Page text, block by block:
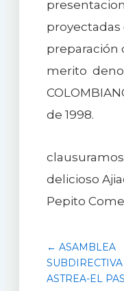
proyectadas
preparación
merito
de 1998.
delicioso
Pepito
← ASAMBLEA
SUBDIRECTIVA
ASTREA-EL